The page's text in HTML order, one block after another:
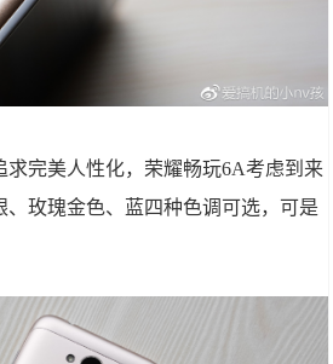
求完美人性化，荣耀畅玩6A考虑到来
、玫瑰金色、蓝四种色调可选，可是